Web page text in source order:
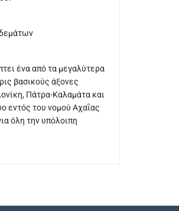
ένα από τα μεγαλύτερα
βασικούς άξονες
Πάτρα-Καλαμάτα και
εντός του νομού Αχαΐας
όλη την υπόλοιπη